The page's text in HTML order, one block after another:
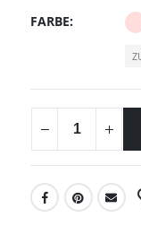
FARBE